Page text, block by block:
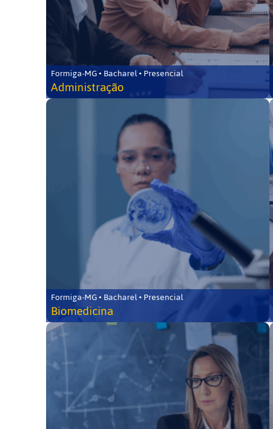
Formiga-MG • Bacharel • Presencial
Administração
Formiga-MG • Bacharel • Presencial
Biomedicina